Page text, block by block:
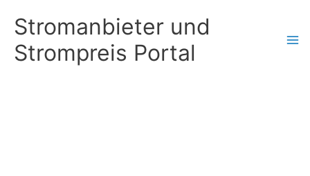
Inhalt
springen
Stromanbieter und
Strompreis Portal